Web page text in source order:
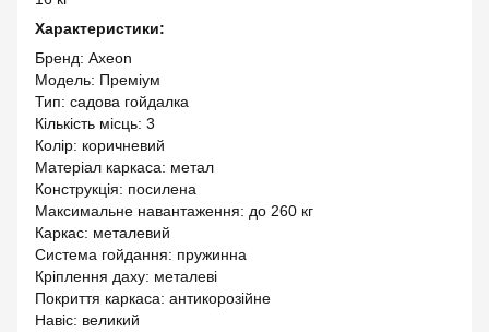
Характеристики:
Бренд: Axeon
Модель: Преміум
Тип: садова гойдалка
Кількість місць: 3
Колір: коричневий
Матеріал каркаса: метал
Конструкція: посилена
Максимальне навантаження: до 260 кг
Каркас: металевий
Система гойдання: пружинна
Кріплення даху: металеві
Покриття каркаса: антикорозійне
Навіс: великий